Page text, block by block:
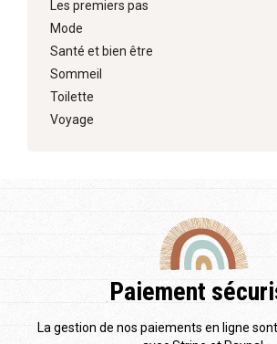
Les premiers pas
Mode
Santé et bien être
Sommeil
Toilette
Voyage
Paiement
La gestion de nos paiements en ligne